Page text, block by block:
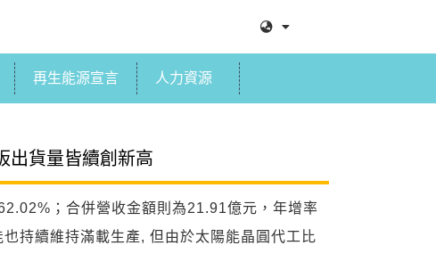
再生能源宣言 人力資源
出貨量皆續創新高
；合併營收金額則為21.91億元，年增率
持續維持滿載生產, 但由於太陽能晶圓代工比